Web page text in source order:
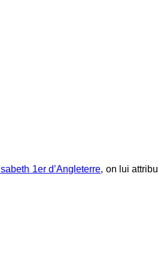
1er d’Angleterre, on lui